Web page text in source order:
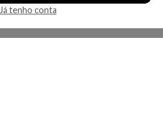
Já tenho conta